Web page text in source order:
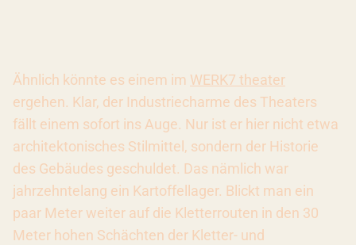
Ähnlich könnte es einem im WERK7 theater
ergehen. Klar, der Industriecharme des Theaters
fällt einem sofort ins Auge. Nur ist er hier nicht etwa
architektonisches Stilmittel, sondern der Historie
des Gebäudes geschuldet. Das nämlich war
jahrzehntelang ein Kartoffellager. Blickt man ein
paar Meter weiter auf die Kletterrouten in den 30
Meter hohen Schächten der Kletter- und